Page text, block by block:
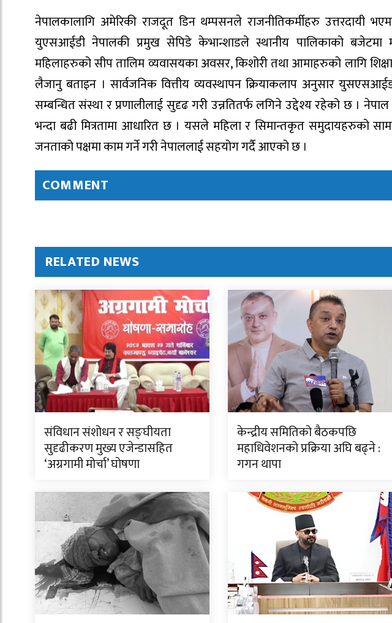
नेपालकालागि अमेरिकी राजदूत डिन थम्पसनले राजनीतिकर्मीहरु उत्तरदायी
युएसआईडी नेपालकी प्रमुख सेपिडे केभान्शाडले स्थानीय पालिकाको बजेटमा
महिलाहरुको सीप तालिम व्यवासयका अवसर, किशोरी तथा आमाहरुको लागि
लैजानु बताइन । सार्वजनिक वित्तीय व्यवस्थापन क्रियाकलाप अनुसार
सम्बन्धित संस्था र प्रणालीलाई सुदृढ गरी उन्नतितर्फ लगिने उद्देश्य रहेको छ ।
भन्दा बढी मित्रतामा आधारित छ । यसले महिला र सिमान्तकृत समुदायहरुको
जनताको पक्षमा काम गर्ने गरी नेपाललाई सहयोग गर्दै आएको छ ।
COMMENT
RELATED NEWS
संविधान संशोधन र सङ्घीयता
सुदृढीकरण मुख्य एजेन्डासहित
‘अग्रगामी मोर्चा’ घोषणा
केन्द्रीय समितिको बैठकपछि
महाधिवेशनको प्रक्रिया अघि बढ्ने :
गगन थापा